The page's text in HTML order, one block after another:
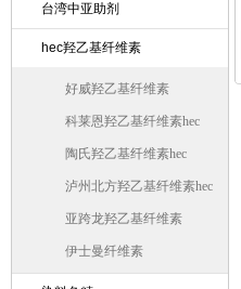
台湾中亚助剂
hec羟乙基纤维素
好威羟乙基纤维素
科莱恩羟乙基纤维素hec
陶氏羟乙基纤维素hec
泸州北方羟乙基纤维素hec
亚跨龙羟乙基纤维素
伊士曼纤维素